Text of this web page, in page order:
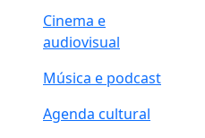
Cinema e
audiovisual
Música e podcast
Agenda cultural